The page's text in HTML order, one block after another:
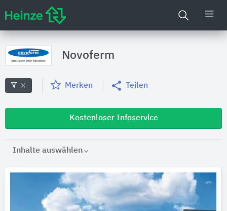
Novoferm
Merken Teilen
Kostenloser Infoservice
Inhalte auswählen